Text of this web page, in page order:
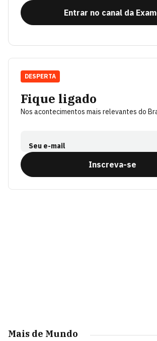
Entrar no canal da
Fique ligado
Nos acontecimentos mais relevantes do
Seu e-mail
Inscreva-se
DESPERTA
Mais de Mundo